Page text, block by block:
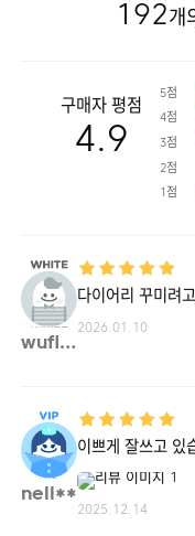
192개
구매자 평점
4.9
5점
4점
3점
2점
1점
wufl**
다이어리 꾸미려
2026.01.10
nell**
이쁘게 잘쓰고 있
2025.12.14